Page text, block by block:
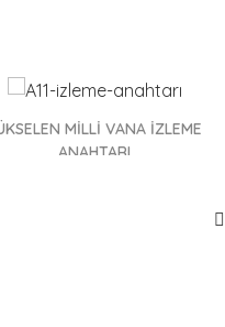
MİLLİ VANA İZLEME
ANAHTARI